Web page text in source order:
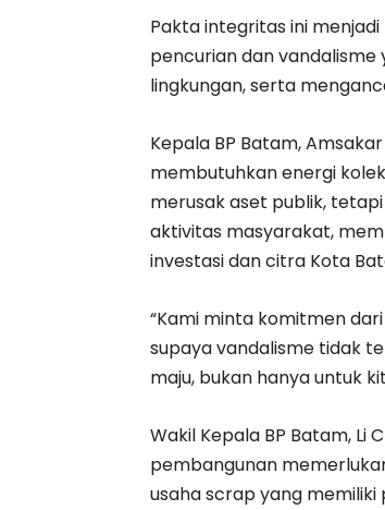
Pakta integritas ini
pencurian dan
lingkungan, serta
Kepala BP Batam,
membutuhkan energi
merusak aset publik,
aktivitas masyarakat,
investasi dan citra Kota
“Kami minta komitmen
supaya vandalisme tidak
maju, bukan hanya untuk
Wakil Kepala BP Batam,
pembangunan
usaha scrap yang